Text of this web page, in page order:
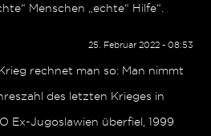
Menschen „echte“ Hilfe“.
25. Februar 2022 - 08:53
rechnet man so: Man nimmt
des letzten Krieges in
Ex-Jugoslawien überfiel, 1999